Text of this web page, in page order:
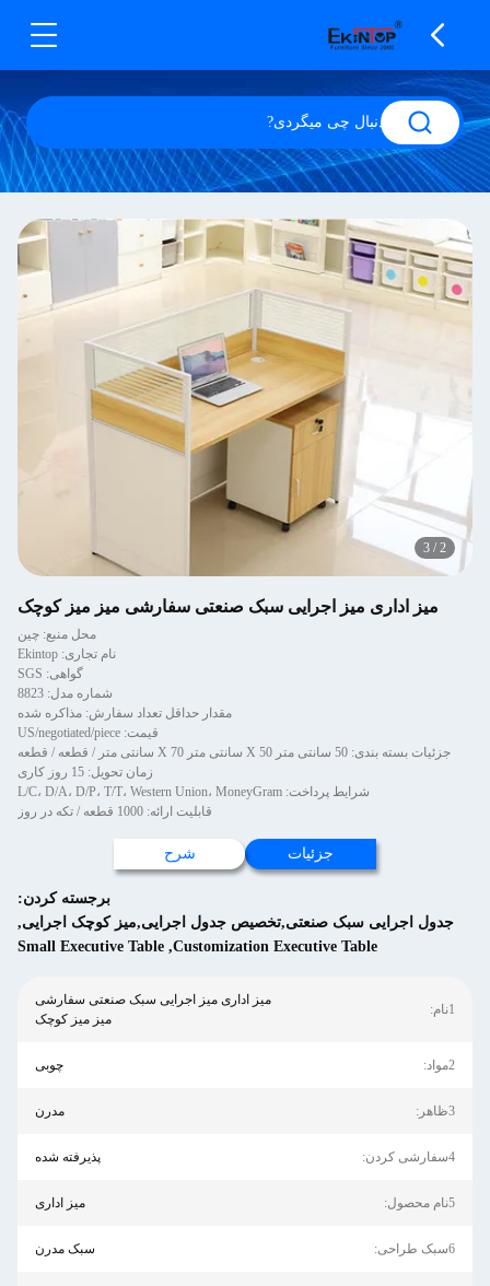
2
/
3
میز اداری میز اجرایی سبک صنعتی سفارشی میز میز کوچک
محل منبع: چین
نام تجاری: Ekintop
گواهی: SGS
شماره مدل: 8823
مقدار حداقل تعداد سفارش: مذاکره شده
قیمت: US/negotiated/piece
جزئیات بسته بندی: 50 سانتی متر X 50 سانتی متر X 70 سانتی متر / قطعه / قطعه
زمان تحویل: 15 روز کاری
شرایط پرداخت: L/C، D/A، D/P، T/T، Western Union، MoneyGram
قابلیت ارائه: 1000 قطعه / تکه در روز
جزئیات شرح
برجسته کردن:
جدول اجرایی سبک صنعتی,تخصیص جدول اجرایی,میز کوچک اجرایی,
Customization Executive Table
,
Small Executive Table
1نام:
میز اداری میز اجرایی سبک صنعتی سفارشی
میز میز کوچک
2مواد: چوبی
3ظاهر: مدرن
4سفارشی کردن: پذیرفته شده
5نام محصول: میز اداری
6سبک طراحی: سبک مدرن